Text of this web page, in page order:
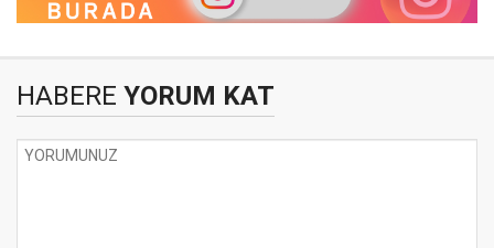
HABERE YORUM KAT